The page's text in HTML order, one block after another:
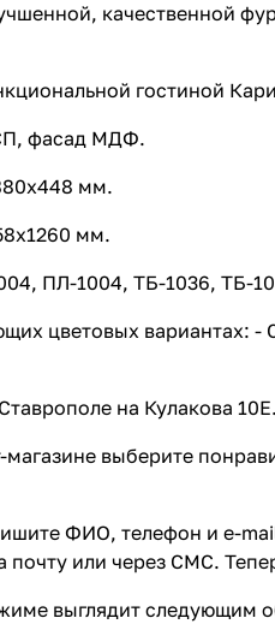
качественной
гостиной
фасад МДФ.
мм.
мм.
ПЛ-1004, ТБ-1036, ТБ-
цветовых
на Кулакова 10Е.
выберите
ФИО, телефон и e-
или через СМС.
выглядит следующим